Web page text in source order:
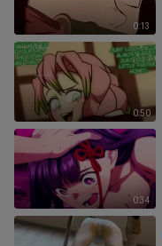
0:13
0:50
0:34